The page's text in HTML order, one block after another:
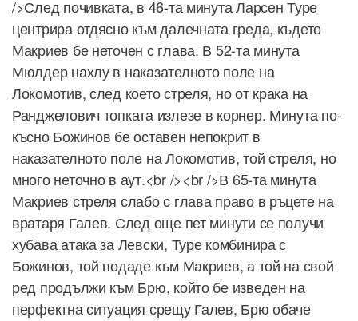
/>След почивката, в 46-та минута Ларсен Туре
центрира отдясно към далечната греда, където
Макриев бе неточен с глава. В 52-та минута
Мюлдер нахлу в наказателното поле на
Локомотив, след което стреля, но от крака на
Ранджелович топката излезе в корнер. Минута по-
късно Божинов бе оставен непокрит в
наказателното поле на Локомотив, той стреля, но
много неточно в аут.<br /><br />В 65-та минута
Макриев стреля слабо с глава право в ръцете на
вратаря Галев. След още пет минути се получи
хубава атака за Левски, Туре комбинира с
Божинов, той подаде към Макриев, а той на свой
ред продължи към Брю, който бе изведен на
перфектна ситуация срещу Галев, Брю обаче